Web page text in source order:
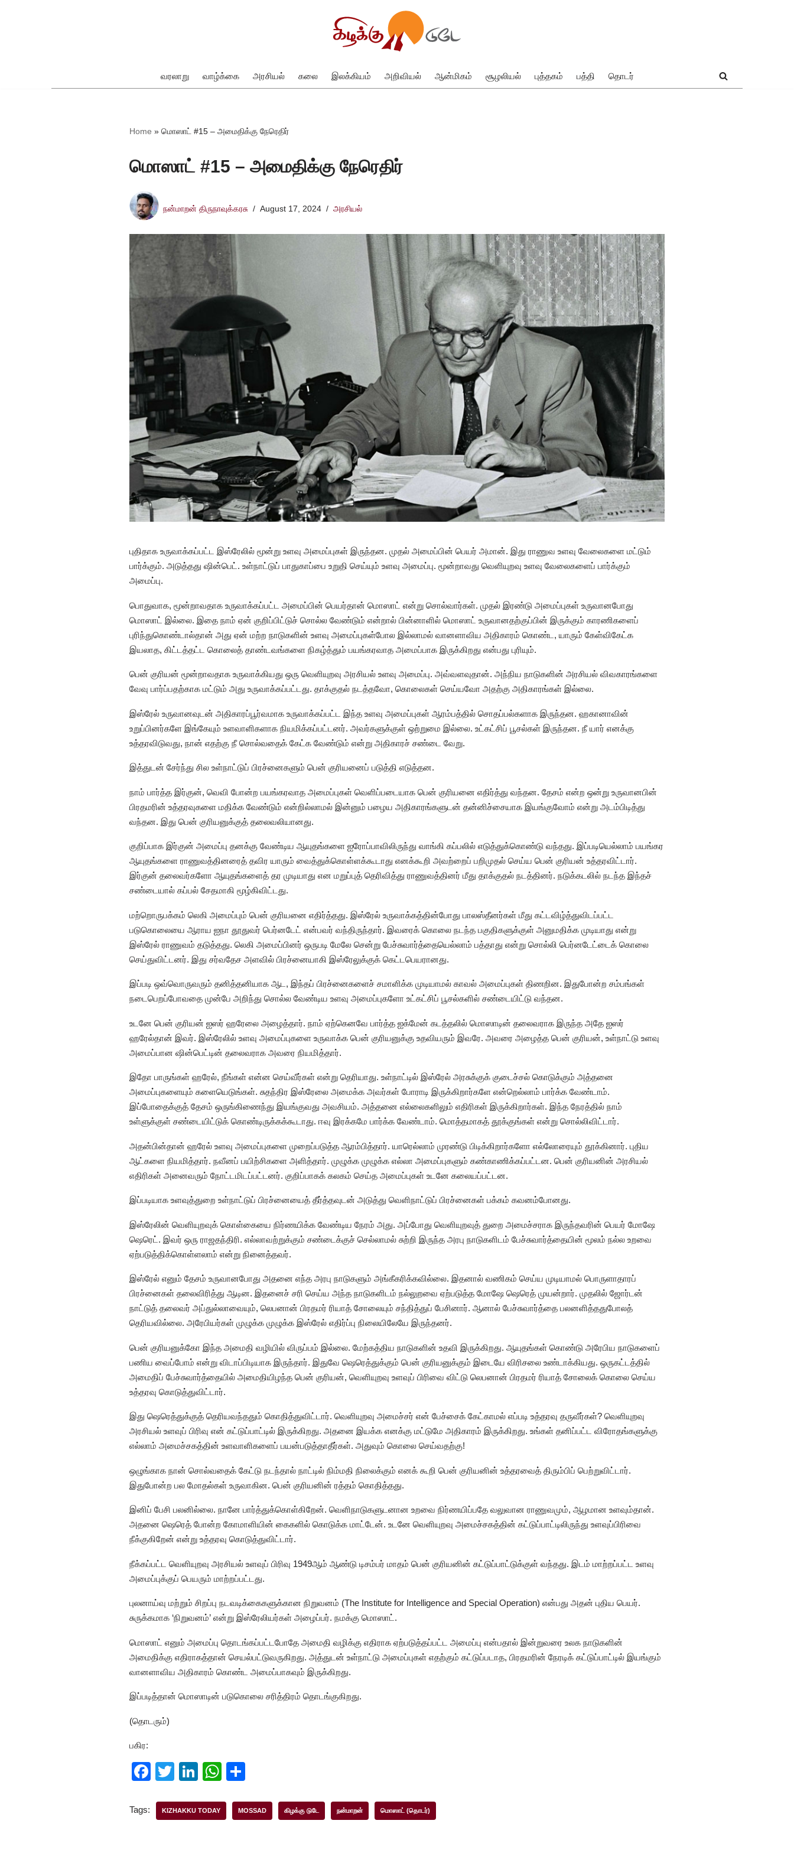
வரலாறு
வாழ்க்கை அரசியல் கலை இலக்கியம் அறிவியல் ஆன்மிகம் சூழலியல் புத்தகம் பத்தி தொடர்
Home » மொஸாட் #15 – அமைதிக்கு நேரெதிர்
மொஸாட் #15 – அமைதிக்கு நேரெதிர்
நன்மாறன் திருநாவுக்கரசு August 17, 2024 அரசியல்
புதிதாக உருவாக்கப்பட்ட இஸ்ரேலில் மூன்று உளவு அமைப்புகள் இருந்தன. முதல் அமைப்பின் பெயர் அமான். இது ராணுவ உளவு வேலைகளை மட்டும்
பார்க்கும். அடுத்தது ஷின்பெட். உள்நாட்டுப் பாதுகாப்பை உறுதி செய்யும் உளவு அமைப்பு. மூன்றாவது வெளியுறவு உளவு வேலைகளைப் பார்க்கும்
அமைப்பு.
பொதுவாக, மூன்றாவதாக உருவாக்கப்பட்ட அமைப்பின் பெயர்தான் மொஸாட் என்று சொல்வார்கள். முதல் இரண்டு அமைப்புகள் உருவானபோது
மொஸாட் இல்லை. இதை நாம் ஏன் குறிப்பிட்டுச் சொல்ல வேண்டும் என்றால் பின்னாளில் மொஸாட் உருவானதற்குப்பின் இருக்கும் காரணிகளைப்
புரிந்துகொண்டால்தான் அது ஏன் மற்ற நாடுகளின் உளவு அமைப்புகள்போல இல்லாமல் வானளாவிய அதிகாரம் கொண்ட, யாரும் கேள்விகேட்க
இயலாத, கிட்டத்தட்ட கொலைத் தாண்டவங்களை நிகழ்த்தும் பயங்கரவாத அமைப்பாக இருக்கிறது என்பது புரியும்.
பென் குரியன் மூன்றாவதாக உருவாக்கியது ஒரு வெளியுறவு அரசியல் உளவு அமைப்பு. அவ்வளவுதான். அந்நிய நாடுகளின் அரசியல் விவகாரங்களை
வேவு பார்ப்பதற்காக மட்டும் அது உருவாக்கப்பட்டது. தாக்குதல் நடத்தவோ, கொலைகள் செய்யவோ அதற்கு அதிகாரங்கள் இல்லை.
இஸ்ரேல் உருவானவுடன் அதிகாரப்பூர்வமாக உருவாக்கப்பட்ட இந்த உளவு அமைப்புகள் ஆரம்பத்தில் சொதப்பல்களாக இருந்தன. ஹகானாவின்
உறுப்பினர்களே இங்கேயும் உளவாளிகளாக நியமிக்கப்பட்டனர். அவர்களுக்குள் ஒற்றுமை இல்லை. உட்கட்சிப் பூசல்கள் இருந்தன. நீ யார் எனக்கு
உத்தரவிடுவது, நான் எதற்கு நீ சொல்வதைக் கேட்க வேண்டும் என்று அதிகாரச் சண்டை வேறு.
இத்துடன் சேர்ந்து சில உள்நாட்டுப் பிரச்னைகளும் பென் குரியனைப் படுத்தி எடுத்தன.
நாம் பார்த்த இர்குன், வெவி போன்ற பயங்கரவாத அமைப்புகள் வெளிப்படையாக பென் குரியனை எதிர்த்து வந்தன. தேசம் என்ற ஒன்று உருவானபின்
பிரதமரின் உத்தரவுகளை மதிக்க வேண்டும் என்றில்லாமல் இன்னும் பழைய அதிகாரங்களுடன் தன்னிச்சையாக இயங்குவோம் என்று அடம்பிடித்து
வந்தன. இது பென் குரியனுக்குத் தலைவலியானது.
குறிப்பாக இர்குன் அமைப்பு தனக்கு வேண்டிய ஆயுதங்களை ஐரோப்பாவிலிருந்து வாங்கி கப்பலில் எடுத்துக்கொண்டு வந்தது. இப்படியெல்லாம் பயங்கர
ஆயுதங்களை ராணுவத்தினரைத் தவிர யாரும் வைத்துக்கொள்ளக்கூடாது எனக்கூறி அவற்றைப் பறிமுதல் செய்ய பென் குரியன் உத்தரவிட்டார்.
இர்குன் தலைவர்களோ ஆயுதங்களைத் தர முடியாது என மறுப்புத் தெரிவித்து ராணுவத்தினர் மீது தாக்குதல் நடத்தினர். நடுக்கடலில் நடந்த இந்தச்
சண்டையால் கப்பல் சேதமாகி மூழ்கிவிட்டது.
மற்றொருபக்கம் லெகி அமைப்பும் பென் குரியனை எதிர்த்தது. இஸ்ரேல் உருவாக்கத்தின்போது பாலஸ்தீனர்கள் மீது கட்டவிழ்த்துவிடப்பட்ட
படுகொலையை ஆராய ஐநா தூதுவர் பெர்னடேட் என்பவர் வந்திருந்தார். இவரைக் கொலை நடந்த பகுதிகளுக்குள் அனுமதிக்க முடியாது என்று
இஸ்ரேல் ராணுவம் தடுத்தது. லெகி அமைப்பினர் ஒருபடி மேலே சென்று பேச்சுவார்த்தையெல்லாம் பத்தாது என்று சொல்லி பெர்னடேட்டைக் கொலை
செய்துவிட்டனர். இது சர்வதேச அளவில் பிரச்னையாகி இஸ்ரேலுக்குக் கெட்டபெயரானது.
இப்படி ஒவ்வொருவரும் தனித்தனியாக ஆட, இந்தப் பிரச்னைகளைச் சமாளிக்க முடியாமல் காவல் அமைப்புகள் திணறின. இதுபோன்ற சம்பங்கள்
நடைபெறப்போவதை முன்பே அறிந்து சொல்ல வேண்டிய உளவு அமைப்புகளோ உட்கட்சிப் பூசல்களில் சண்டையிட்டு வந்தன.
உடனே பென் குரியன் ஐஸர் ஹரேலை அழைத்தார். நாம் ஏற்கெனவே பார்த்த ஐக்மேன் கடத்தலில் மொஸாடின் தலைவராக இருந்த அதே ஐஸர்
ஹரேல்தான் இவர். இஸ்ரேலில் உளவு அமைப்புகளை உருவாக்க பென் குரியனுக்கு உதவியரும் இவரே. அவரை அழைத்த பென் குரியன், உள்நாட்டு உளவு
அமைப்பான ஷின்பெட்டின் தலைவராக அவரை நியமித்தார்.
இதோ பாருங்கள் ஹரேல், நீங்கள் என்ன செய்வீர்கள் என்று தெரியாது. உள்நாட்டில் இஸ்ரேல் அரசுக்குக் குடைச்சல் கொடுக்கும் அத்தனை
அமைப்புகளையும் களையெடுங்கள். சுதந்திர இஸ்ரேலை அமைக்க அவர்கள் போராடி இருக்கிறார்களே என்றெல்லாம் பார்க்க வேண்டாம்.
இப்போதைக்குத் தேசம் ஒருங்கிணைந்து இயங்குவது அவசியம். அத்தனை எல்லைகளிலும் எதிரிகள் இருக்கிறார்கள். இந்த நேரத்தில் நாம்
உள்ளுக்குள் சண்டையிட்டுக் கொண்டிருக்கக்கூடாது. ஈவு இரக்கமே பார்க்க வேண்டாம். மொத்தமாகத் தூக்குங்கள் என்று சொல்லிவிட்டார்.
அதன்பின்தான் ஹரேல் உளவு அமைப்புகளை முறைப்படுத்த ஆரம்பித்தார். யாரெல்லாம் முரண்டு பிடிக்கிறார்களோ எல்லோரையும் தூக்கினார். புதிய
ஆட்களை நியமித்தார். நவீனப் பயிற்சிகளை அளித்தார். முழுக்க முழுக்க எல்லா அமைப்புகளும் கண்காணிக்கப்பட்டன. பென் குரியனின் அரசியல்
எதிரிகள் அனைவரும் நோட்டமிடப்பட்டனர். குறிப்பாகக் கலகம் செய்த அமைப்புகள் உடனே கலையப்பட்டன.
இப்படியாக உளவுத்துறை உள்நாட்டுப் பிரச்னையைத் தீர்த்தவுடன் அடுத்து வெளிநாட்டுப் பிரச்னைகள் பக்கம் கவனம்போனது.
இஸ்ரேலின் வெளியுறவுக் கொள்கையை நிர்ணயிக்க வேண்டிய நேரம் அது. அப்போது வெளியுறவுத் துறை அமைச்சராக இருந்தவரின் பெயர் மோஷே
ஷெரெட். இவர் ஒரு ராஜதந்திரி. எல்லாவற்றுக்கும் சண்டைக்குச் செல்லாமல் சுற்றி இருந்த அரபு நாடுகளிடம் பேச்சுவார்த்தையின் மூலம் நல்ல உறவை
ஏற்படுத்திக்கொள்ளலாம் என்று நினைத்தவர்.
இஸ்ரேல் எனும் தேசம் உருவானபோது அதனை எந்த அரபு நாடுகளும் அங்கீகரிக்கவில்லை. இதனால் வணிகம் செய்ய முடியாமல் பொருளாதாரப்
பிரச்னைகள் தலைவிரித்து ஆடின. இதனைச் சரி செய்ய அந்த நாடுகளிடம் நல்லுறவை ஏற்படுத்த மோஷே ஷெரெத் முயன்றார். முதலில் ஜோர்டன்
நாட்டுத் தலைவர் அப்துல்லாவையும், லெபனான் பிரதமர் ரியாத் சோலையும் சந்தித்துப் பேசினார். ஆனால் பேச்சுவார்த்தை பலனளித்ததுபோலத்
தெரியவில்லை. அரேபியர்கள் முழுக்க முழுக்க இஸ்ரேல் எதிர்ப்பு நிலையிலேயே இருந்தனர்.
பென் குரியனுக்கோ இந்த அமைதி வழியில் விருப்பம் இல்லை. மேற்கத்திய நாடுகளின் உதவி இருக்கிறது. ஆயுதங்கள் கொண்டு அரேபிய நாடுகளைப்
பணிய வைப்போம் என்று விடாப்பிடியாக இருந்தார். இதுவே ஷெரெத்துக்கும் பென் குரியனுக்கும் இடையே விரிசலை உண்டாக்கியது. ஒருகட்டத்தில்
அமைதிப் பேச்சுவார்த்தையில் அமைதியிழந்த பென் குரியன், வெளியுறவு உளவுப் பிரிவை விட்டு லெபனான் பிரதமர் ரியாத் சோலைக் கொலை செய்ய
உத்தரவு கொடுத்துவிட்டார்.
இது ஷெரெத்துக்குத் தெரியவந்ததும் கொதித்துவிட்டார். வெளியுறவு அமைச்சர் என் பேச்சைக் கேட்காமல் எப்படி உத்தரவு தருவீர்கள்? வெளியுறவு
அரசியல் உளவுப் பிரிவு என் கட்டுப்பாட்டில் இருக்கிறது. அதனை இயக்க எனக்கு மட்டுமே அதிகாரம் இருக்கிறது. உங்கள் தனிப்பட்ட விரோதங்களுக்கு
எல்லாம் அமைச்சகத்தின் உளவாளிகளைப் பயன்படுத்தாதீர்கள். அதுவும் கொலை செய்வதற்கு!
ஒழுங்காக நான் சொல்வதைக் கேட்டு நடந்தால் நாட்டில் நிம்மதி நிலைக்கும் எனக் கூறி பென் குரியனின் உத்தரவைத் திரும்பிப் பெற்றுவிட்டார்.
இதுபோன்ற பல மோதல்கள் உருவாகின. பென் குரியனின் ரத்தம் கொதித்தது.
இனிப் பேசி பலனில்லை. நானே பார்த்துக்கொள்கிறேன். வெளிநாடுகளுடனான உறவை நிர்ணயிப்பதே வலுவான ராணுவமும், ஆழமான உளவும்தான்.
அதனை ஷெரெத் போன்ற கோமாளியின் கைகளில் கொடுக்க மாட்டேன். உடனே வெளியுறவு அமைச்சகத்தின் கட்டுப்பாட்டிலிருந்து உளவுப்பிரிவை
நீக்குகிறேன் என்று உத்தரவு கொடுத்துவிட்டார்.
நீக்கப்பட்ட வெளியுறவு அரசியல் உளவுப் பிரிவு 1949ஆம் ஆண்டு டிசம்பர் மாதம் பென் குரியனின் கட்டுப்பாட்டுக்குள் வந்தது. இடம் மாற்றப்பட்ட உளவு
அமைப்புக்குப் பெயரும் மாற்றப்பட்டது.
புலனாய்வு மற்றும் சிறப்பு நடவடிக்கைகளுக்கான நிறுவனம் (The Institute for Intelligence and Special Operation) என்பது அதன் புதிய பெயர்.
சுருக்கமாக ‘நிறுவனம்’ என்று இஸ்ரேலியர்கள் அழைப்பர். நமக்கு மொஸாட்.
மொஸாட் எனும் அமைப்பு தொடங்கப்பட்டபோதே அமைதி வழிக்கு எதிராக ஏற்படுத்தப்பட்ட அமைப்பு என்பதால் இன்றுவரை உலக நாடுகளின்
அமைதிக்கு எதிராகத்தான் செயல்பட்டுவருகிறது. அத்துடன் உள்நாட்டு அமைப்புகள் எதற்கும் கட்டுப்படாத, பிரதமரின் நேரடிக் கட்டுப்பாட்டில் இயங்கும்
வானளாவிய அதிகாரம் கொண்ட அமைப்பாகவும் இருக்கிறது.
இப்படித்தான் மொஸாடின் படுகொலை சரித்திரம் தொடங்குகிறது.
(தொடரும்)
பகிர:
F
c
T
tt
Li
k
W
at ar
Tags: KIZHAKKU TODAY MOSSAD கிழக்கு டுடே நன்மாறன் மொஸாட் (தொடர்)